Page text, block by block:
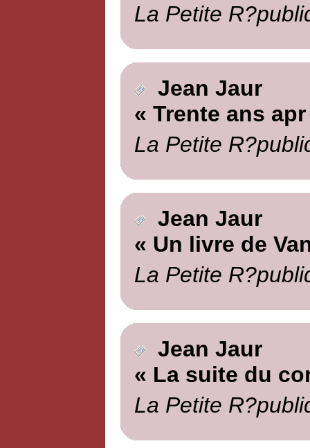
La Petite
Jean Jaur
« Trente ans apr
La Petite
Jean Jaur
« Un livre de
La Petite
Jean Jaur
« La suite du
La Petite